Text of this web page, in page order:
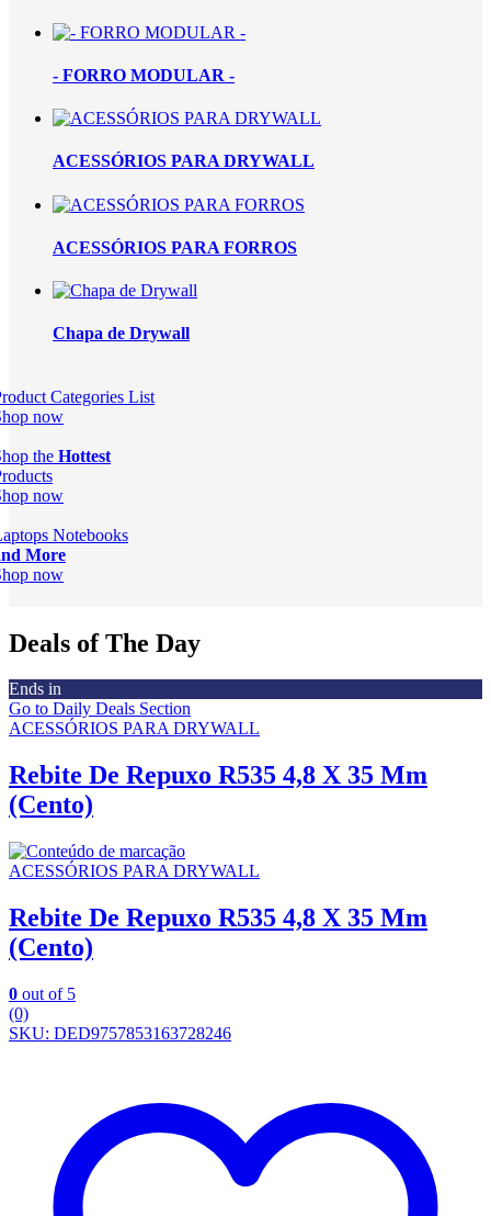
- FORRO MODULAR -
ACESSÓRIOS PARA DRYWALL
ACESSÓRIOS PARA FORROS
Chapa de Drywall
Categories List
now
the Hottest
now
Notebooks
More
now
Deals of The Day
Ends in
Go to Daily Deals Section
ACESSÓRIOS PARA DRYWALL
Rebite De Repuxo R535 4,8 X 35 Mm
(Cento)
ACESSÓRIOS PARA DRYWALL
Rebite De Repuxo R535 4,8 X 35 Mm
(Cento)
0 out of 5
(0)
SKU: DED9757853163728246